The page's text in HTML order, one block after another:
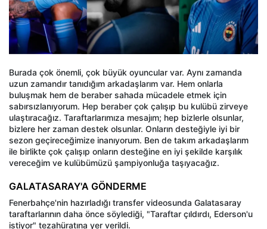
Burada çok önemli, çok büyük oyuncular var. Aynı zamanda
uzun zamandır tanıdığım arkadaşlarım var. Hem onlarla
buluşmak hem de beraber sahada mücadele etmek için
sabırsızlanıyorum. Hep beraber çok çalışıp bu kulübü zirveye
ulaştıracağız. Taraftarlarımıza mesajım; hep bizlerle olsunlar,
bizlere her zaman destek olsunlar. Onların desteğiyle iyi bir
sezon geçireceğimize inanıyorum. Ben de takım arkadaşlarım
ile birlikte çok çalışıp onların desteğine en iyi şekilde karşılık
vereceğim ve kulübümüzü şampiyonluğa taşıyacağız.
GALATASARAY'A GÖNDERME
Fenerbahçe'nin hazırladığı transfer videosunda Galatasaray
taraftarlarının daha önce söylediği, "Taraftar çıldırdı, Ederson'u
istiyor" tezahüratına yer verildi.